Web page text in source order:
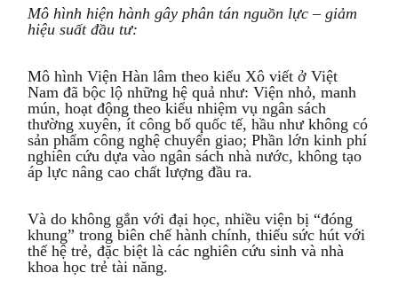
Mô hình hiện hành gây phân tán nguồn lực – giảm
hiệu suất đầu tư:
Mô hình Viện Hàn lâm theo kiểu Xô viết ở Việt
Nam đã bộc lộ những hệ quả như: Viện nhỏ, manh
mún, hoạt động theo kiểu nhiệm vụ ngân sách
thường xuyên, ít công bố quốc tế, hầu như không có
sản phẩm công nghệ chuyển giao; Phần lớn kinh phí
nghiên cứu dựa vào ngân sách nhà nước, không tạo
áp lực nâng cao chất lượng đầu ra.
Và do không gắn với đại học, nhiều viện bị “đóng
khung” trong biên chế hành chính, thiếu sức hút với
thế hệ trẻ, đặc biệt là các nghiên cứu sinh và nhà
khoa học trẻ tài năng.